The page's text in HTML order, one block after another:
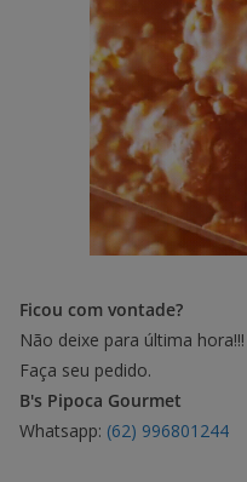
Ficou com vontade?
Não deixe para última hora!!!
Faça seu pedido.
B's Pipoca Gourmet
Whatsapp: (62) 996801244